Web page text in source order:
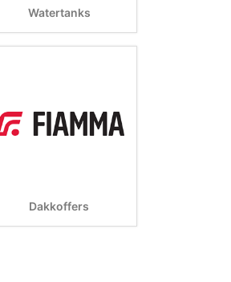
Watertanks
Dakkoffers